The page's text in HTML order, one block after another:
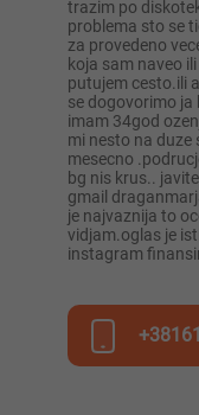
trazim po
problema sto se
za provedeno
koja sam naveo
putujem cesto.ili
se dogovorimo ja
imam 34god
mi nesto na duze
mesecno
bg nis krus..
gmail
je najvaznija to
vidjam.oglas je
instagram